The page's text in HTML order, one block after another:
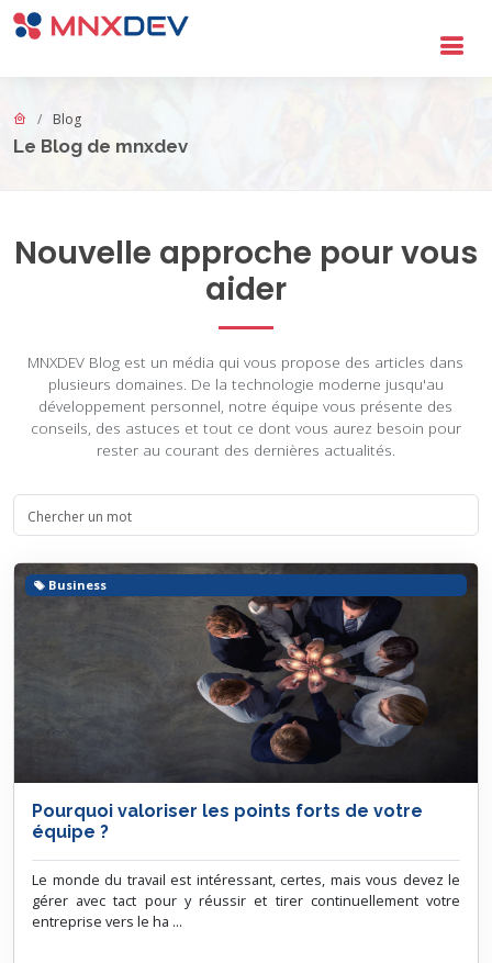
Aller au contenu principal
Blog
Le Blog de mnxdev
Blog MNXDEV - Articles sur la
Nouvelle approche pour vous
aider
MNXDEV Blog est un média qui vous propose des articles dans
plusieurs domaines. De la technologie moderne jusqu'au
développement personnel, notre équipe vous présente des
conseils, des astuces et tout ce dont vous aurez besoin pour
rester au courant des dernières actualités.
Pourquoi valoriser les points forts de votre
équipe ?
Le monde du travail est intéressant, certes, mais vous devez le
gérer avec tact pour y réussir et tirer continuellement votre
entreprise vers le ha ...
Business